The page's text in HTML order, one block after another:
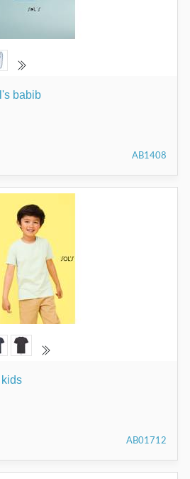
babib
AB1408
AB01712